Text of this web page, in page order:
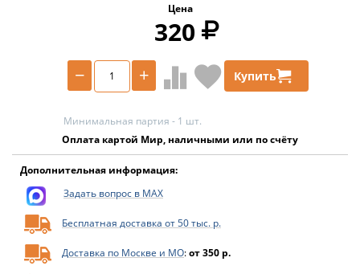
Цена
320
+
− Купить
Минимальная партия - 1 шт.
Оплата картой Мир, наличными или по счёту
Дополнительная информация:
Задать вопрос в MAX
Бесплатная доставка от 50 тыс. р.
Доставка по Москве и МО:от 350 р.